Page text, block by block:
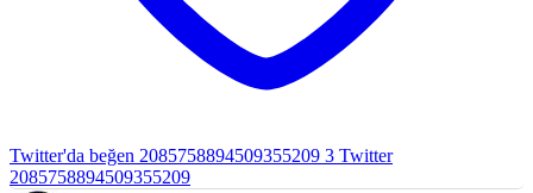
Twitter'da beğen 2085758894509355209 3 Twitter
2085758894509355209